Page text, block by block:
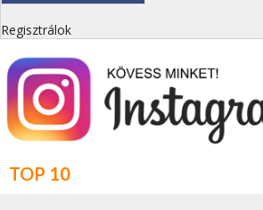
Regisztrálok
TOP 10